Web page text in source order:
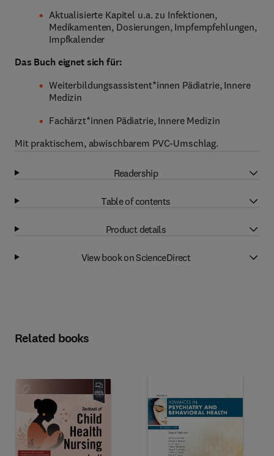
Aktualisierte Kapitel u.a. zu Infektionen,
Medikamenten, Dosierungen, Impfempfehlungen,
Impfkalender
Das Buch eignet sich für:
Weiterbildungsassistent*innen Pädiatrie, Innere
Medizin
Fachärzt*innen Pädiatrie, Innere Medizin
Mit praktischem, abwischbarem PVC-Umschlag.
Readership
Table of contents
Product details
View book on ScienceDirect
Related books